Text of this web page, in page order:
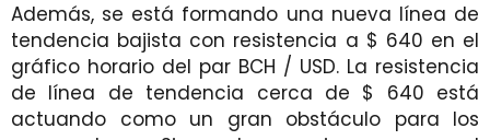
Además, se está formando una nueva línea de
tendencia bajista con resistencia a $ 640 en el
gráfico horario del par BCH / USD. La resistencia
de línea de tendencia cerca de $ 640 está
actuando como un gran obstáculo para los